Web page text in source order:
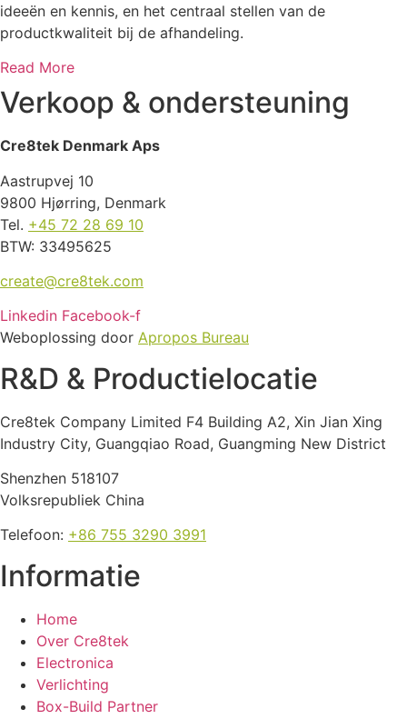
ideeën en kennis, en het centraal stellen van de
productkwaliteit bij de afhandeling.
Read More
Verkoop & ondersteuning
Cre8tek Denmark Aps
Aastrupvej 10
9800 Hjørring, Denmark
Tel. +45 72 28 69 10
BTW: 33495625
create@cre8tek.com
Linkedin Facebook-f
Weboplossing door Apropos Bureau
R&D & Productielocatie
Cre8tek Company Limited F4 Building A2, Xin Jian Xing
Industry City, Guangqiao Road, Guangming New District
Shenzhen 518107
Volksrepubliek China
Telefoon: +86 755 3290 3991
Informatie
Home
Over Cre8tek
Electronica
Verlichting
Box-Build Partner